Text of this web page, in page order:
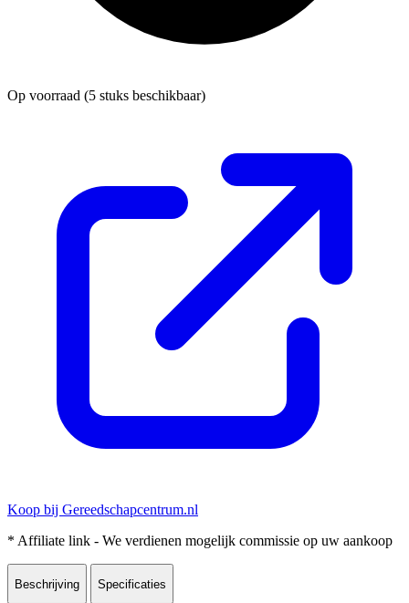
Op voorraad (5 stuks beschikbaar)
Koop bij Gereedschapcentrum.nl
* Affiliate link - We verdienen mogelijk commissie op uw aankoop
Beschrijving Specificaties